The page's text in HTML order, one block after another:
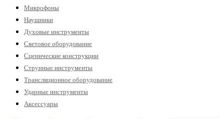
Микрофоны
Наушники
Духовые инструменты
Световое оборудование
Сценические конструкции
Струнные инструменты
Трансляционное оборудование
Ударные инструменты
Аксессуары